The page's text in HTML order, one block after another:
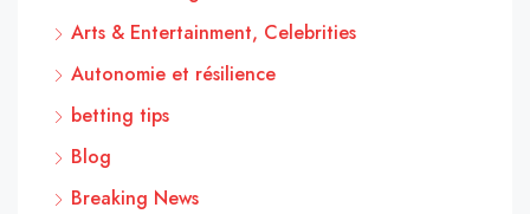
Arts & Entertainment, Celebrities
Autonomie et résilience
betting tips
Blog
Breaking News